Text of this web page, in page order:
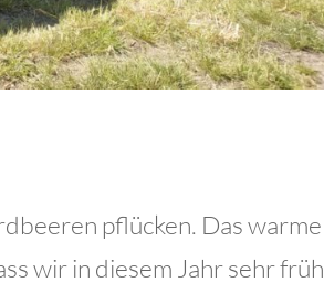
pflücken. Das warme
wir in diesem Jahr sehr früh